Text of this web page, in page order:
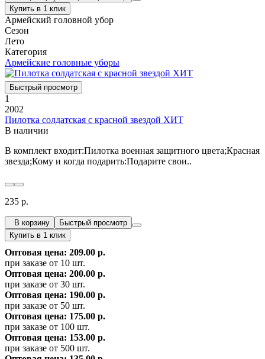
Купить в 1 клик
Армейский головной убор
Сезон
Лето
Категория
Армейские головные уборы
Быстрый просмотр
1
2002
Пилотка солдатская с красной звездой ХИТ
В наличии
В комплект входит:Пилотка военная защитного цвета;Красная
звезда;Кому и когда подарить:Подарите свои..
235 р.
В корзину
Быстрый просмотр
Купить в 1 клик
Оптовая цена: 209.00 р.
при заказе от 10 шт.
Оптовая цена: 200.00 р.
при заказе от 30 шт.
Оптовая цена: 190.00 р.
при заказе от 50 шт.
Оптовая цена: 175.00 р.
при заказе от 100 шт.
Оптовая цена: 153.00 р.
при заказе от 500 шт.